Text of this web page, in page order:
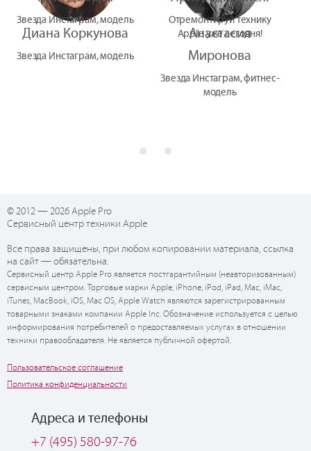
Диана Коркунова
Звезда Инстаграм, модель
Анастасия
Миронова
Звезда Инстаграм, фитнес-
модель
Звезда Инстаграм, модель
Отремонтируй технику
Apple уже сегодня!
© 2012 — 2026 Apple Pro
Сервисный центр техники Apple
Все права защищены, при любом копировании материала, ссылка
на сайт — обязательна.
Сервисный центр Apple Pro является постгарантийным (неавторизованным)
сервисным центром. Торговые марки Apple, iPhone, iPod, iPad, Mac, iMac,
iTunes, MacBook, iOS, Mac OS, Apple Watch являются зарегистрированным
товарными знаками компании Apple Inc. Обозначение используется с целью
информирования потребителей о предоставляемых услугах в отношении
техники правообладателя. Не является публичной офертой.
Пользовательское соглашение
Политика конфиденциальности
Адреса и телефоны
+7 (495) 580-97-76